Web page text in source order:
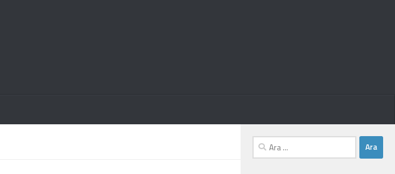
Arama: